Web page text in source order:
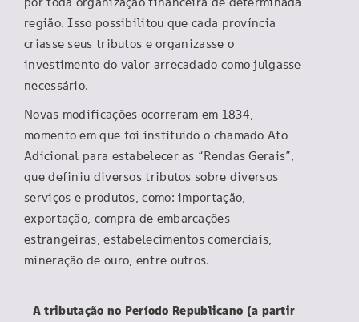
região. Isso possibilitou que cada província
criasse seus tributos e organizasse o
investimento do valor arrecadado como julgasse
necessário.
Novas modificações ocorreram em 1834,
momento em que foi instituído o chamado Ato
Adicional para estabelecer as “Rendas Gerais”,
que definiu diversos tributos sobre diversos
serviços e produtos, como: importação,
exportação, compra de embarcações
estrangeiras, estabelecimentos comerciais,
mineração de ouro, entre outros.
A tributação no Período Republicano (a partir